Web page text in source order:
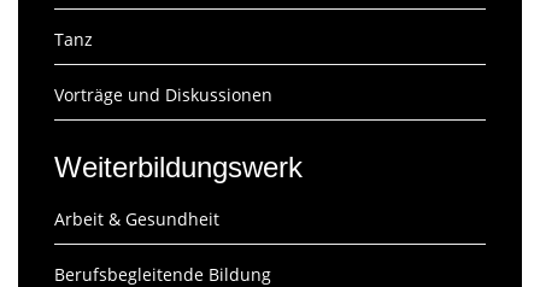
Tanz
Vorträge und Diskussionen
Weiterbildungswerk
Arbeit & Gesundheit
Berufsbegleitende Bildung